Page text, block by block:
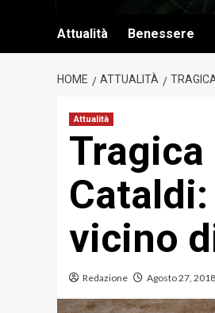
Attualità Benessere
HOME ATTUALITÀ
Attualità
vicino
Redazione Agosto 27, 2018